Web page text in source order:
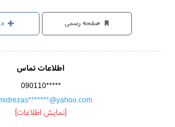
صفحه رسمی
اطلاعات تماس
090110*****
[نمایش اطلاعات]